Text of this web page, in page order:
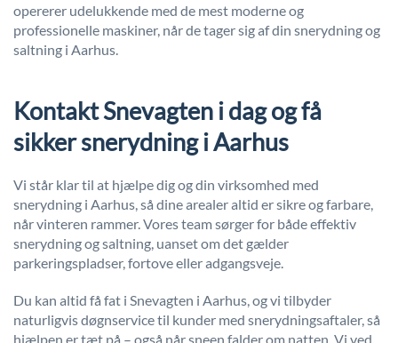
opererer udelukkende med de mest moderne og
professionelle maskiner, når de tager sig af din snerydning og
saltning i Aarhus.
Kontakt Snevagten i dag og få
sikker snerydning i Aarhus
Vi står klar til at hjælpe dig og din virksomhed med
snerydning i Aarhus, så dine arealer altid er sikre og farbare,
når vinteren rammer. Vores team sørger for både effektiv
snerydning og saltning, uanset om det gælder
parkeringspladser, fortove eller adgangsveje.
Du kan altid få fat i Snevagten i Aarhus, og vi tilbyder
naturligvis døgnservice til kunder med snerydningsaftaler, så
hjælpen er tæt på – også når sneen falder om natten. Vi ved,